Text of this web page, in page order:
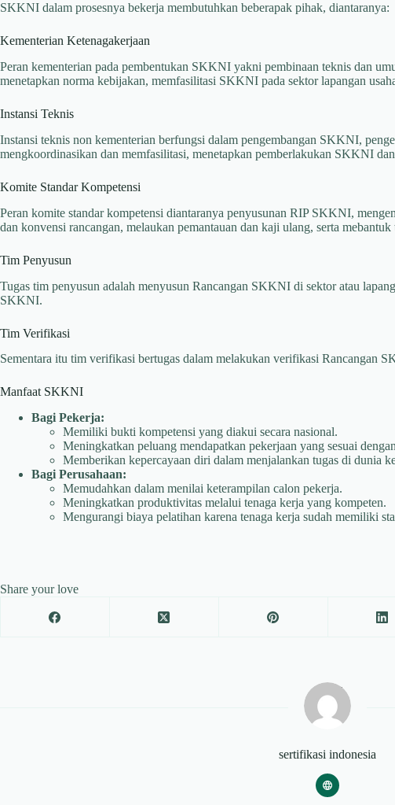
SKKNI dalam prosesnya bekerja membutuhkan beberapak pihak, diantaranya:
Kementerian Ketenagakerjaan
Peran kementerian pada pembentukan SKKNI yakni pembinaan teknis dan
menetapkan norma kebijakan, memfasilitasi SKKNI pada sektor lapangan
Instansi Teknis
Instansi teknis non kementerian berfungsi dalam pengembangan SKKNI,
mengkoordinasikan dan memfasilitasi, menetapkan pemberlakukan SKKNI
Komite Standar Kompetensi
Peran komite standar kompetensi diantaranya penyusunan RIP SKKNI,
dan konvensi rancangan, melaukan pemantauan dan kaji ulang, serta
Tim Penyusun
Tugas tim penyusun adalah menyusun Rancangan SKKNI di sektor atau
SKKNI.
Tim Verifikasi
Sementara itu tim verifikasi bertugas dalam melakukan verifikasi Rancangan
Manfaat SKKNI
Bagi Pekerja:
Memiliki bukti kompetensi yang diakui secara nasional.
Meningkatkan peluang mendapatkan pekerjaan yang sesuai
Memberikan kepercayaan diri dalam menjalankan tugas di dunia
Bagi Perusahaan:
Memudahkan dalam menilai keterampilan calon pekerja.
Meningkatkan produktivitas melalui tenaga kerja yang kompeten.
Mengurangi biaya pelatihan karena tenaga kerja sudah memiliki
Share your love
sertifikasi indonesia